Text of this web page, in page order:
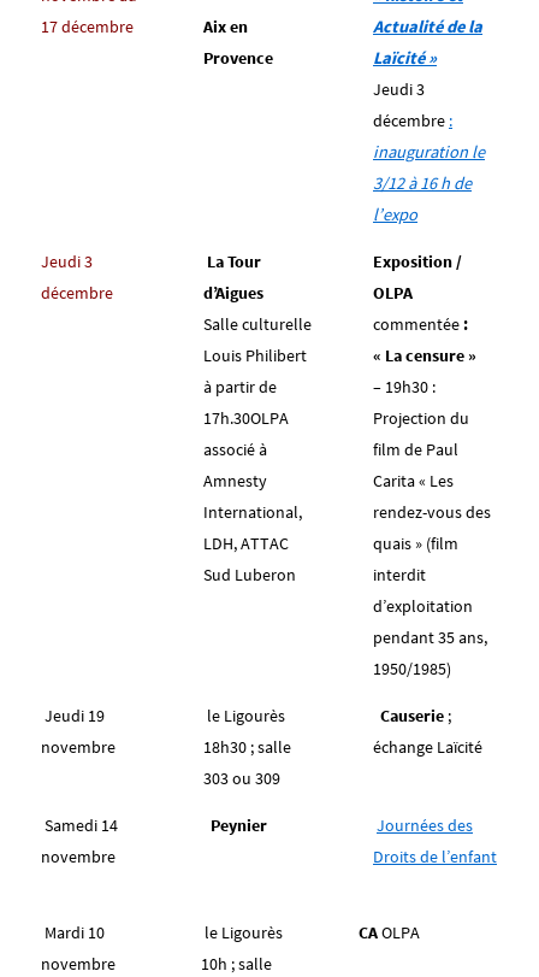
17 décembre
Aix en
Provence
Actualité de la
Laïcité »
Jeudi 3
décembre :
inauguration le
3/12 à 16 h de
l’expo
Jeudi 3
décembre
La Tour
d’Aigues
Salle culturelle
Louis Philibert
à partir de
17h.30OLPA
associé à
Amnesty
International,
LDH, ATTAC
Sud Luberon
Exposition /
OLPA
commentée:
« La censure »
– 19h30 :
Projection du
film de Paul
Carita « Les
rendez-vous des
quais » (film
interdit
d’exploitation
pendant 35 ans,
1950/1985)
Jeudi 19
novembre
le Ligourès
18h30 ; salle
303 ou 309
Causerie ;
échange Laïcité
Samedi 14
novembre
Peynier
Journées des
Droits de l’enfant
Mardi 10
novembre
le Ligourès
10h ; salle
CAOLPA